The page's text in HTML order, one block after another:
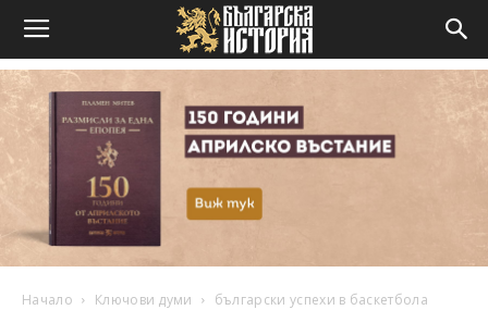
Начало Ключови думи български успехи в баскетбола